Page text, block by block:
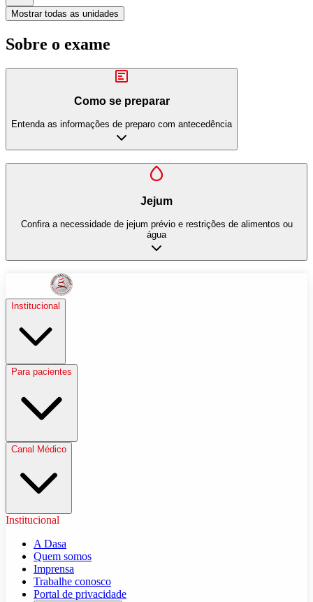
Mostrar todas as unidades
Sobre o exame
Como se preparar
Entenda as informações de preparo com antecedência
Jejum
Confira a necessidade de jejum prévio e restrições de alimentos ou
água
Institucional
Para pacientes
Canal Médico
Institucional
A Dasa
Quem somos
Imprensa
Trabalhe conosco
Portal de privacidade